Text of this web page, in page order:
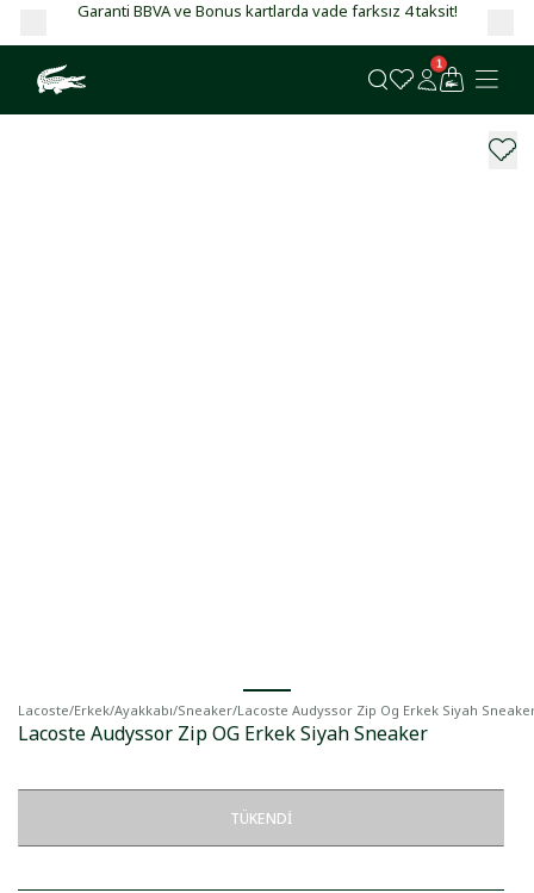
Garanti BBVA ve Bonus kartlarda vade farksız 4 taksit!
1
Lacoste/Erkek/Ayakkabı/Sneaker/Lacoste Audyssor Zip Og Erkek Siyah
Lacoste Audyssor Zip OG Erkek Siyah Sneaker
TÜKENDI